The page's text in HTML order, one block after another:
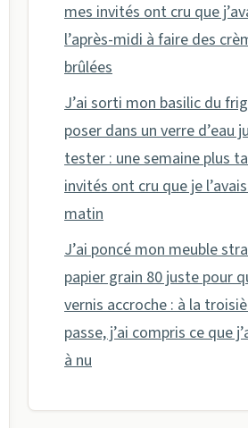
mes invités ont cru que
l’après-midi à faire des
brûlées
J’ai sorti mon basilic du
poser dans un verre d’eau
tester : une semaine plus
invités ont cru que je
matin
J’ai poncé mon meuble
papier grain 80 juste pour
vernis accroche : à la
passe, j’ai compris ce que
à nu